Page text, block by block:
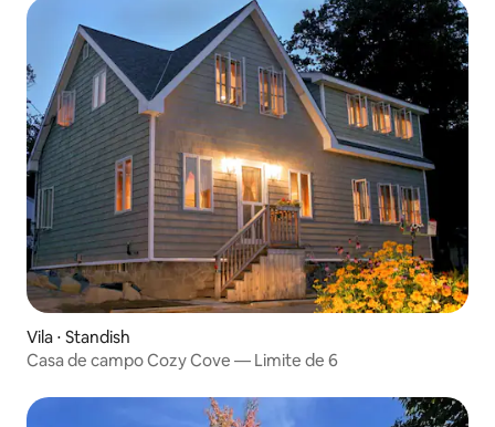
Vila ⋅ Standish
Casa de campo Cozy Cove — Limite de 6